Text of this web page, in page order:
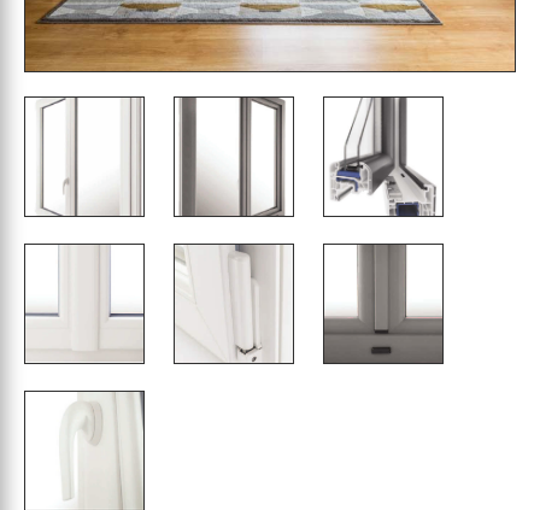
Les Maîtres Menuisiers livrent sur toute la France
selon nos conditions générales et vous
de porte-fenêtre mixte aluminium, PVC Enoralu
sur Rochefort ainsi que La Rochelle, Saintes,
Royan et les îles de Ré et d’Oléron.